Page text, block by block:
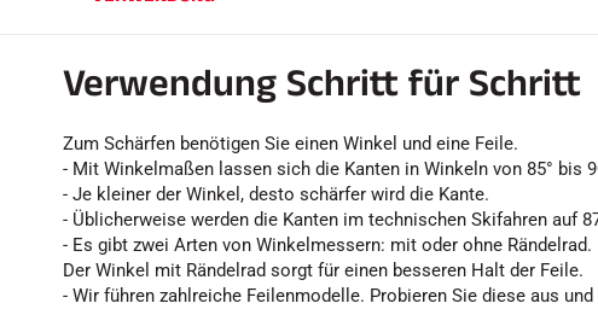
Verwendung Schritt für Schritt
Zum Schärfen benötigen Sie einen Winkel und eine Feile.
- Mit Winkelmaßen lassen sich die Kanten in Winkeln von 85° bis
- Je kleiner der Winkel, desto schärfer wird die Kante.
- Üblicherweise werden die Kanten im technischen Skifahren auf
- Es gibt zwei Arten von Winkelmessern: mit oder ohne Rändelrad.
Der Winkel mit Rändelrad sorgt für einen besseren Halt der Feile.
- Wir führen zahlreiche Feilenmodelle. Probieren Sie diese aus